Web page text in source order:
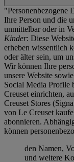
"Personenbezogene
Ihre Person und die
unmittelbar oder in
Kinder: Diese
erheben wissentlich
oder älter sein, um
Wir können Ihre
unsere Website
Social Media Profile
Creuset einrichten,
Creuset Stores
von Le Creuset
abonnieren.
können
den Namen,
und weitere